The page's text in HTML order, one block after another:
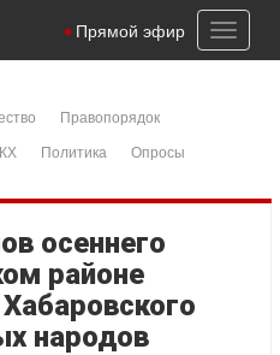
Toggle
Прямой эфир
Правопорядок
Политика
Опросы
осеннего
районе
народов